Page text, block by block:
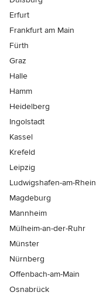
Erfurt
Frankfurt am Main
Fürth
Graz
Halle
Hamm
Heidelberg
Ingolstadt
Kassel
Krefeld
Leipzig
Ludwigshafen-am-Rhein
Magdeburg
Mannheim
Mülheim-an-der-Ruhr
Münster
Nürnberg
Offenbach-am-Main
Osnabrück